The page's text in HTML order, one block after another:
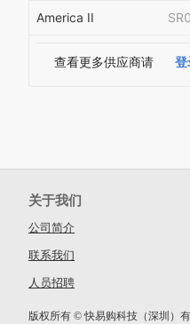
America II
查看更多供应商请 登
关于我们
公司简介
联系我们
人员招聘
版权所有 © 快易购科技（深圳）